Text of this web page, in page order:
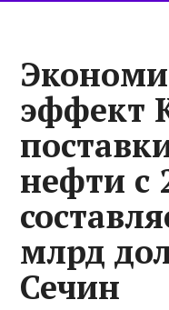
эффект
нефти с
млрд
Сечин